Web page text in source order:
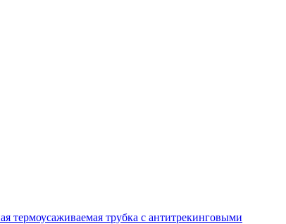
термоусаживаемая трубка с антитрекинговыми